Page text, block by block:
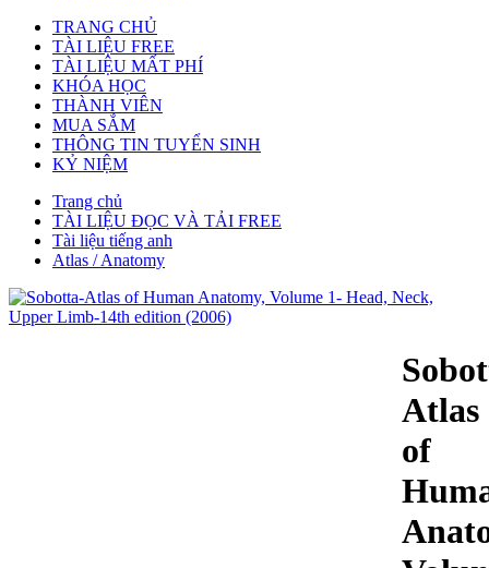
TRANG CHỦ
TÀI LIỆU FREE
TÀI LIỆU MẤT PHÍ
KHÓA HỌC
THÀNH VIÊN
MUA SẮM
THÔNG TIN TUYỂN SINH
KỶ NIỆM
Trang chủ
TÀI LIỆU ĐỌC VÀ TẢI FREE
Tài liệu tiếng anh
Atlas / Anatomy
Atlas
of